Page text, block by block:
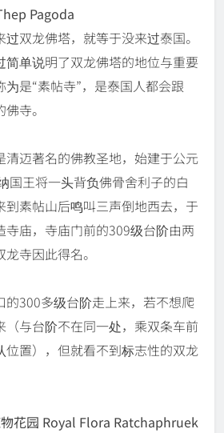
Pagoda
双龙佛塔，就等于没来过泰国。
简单说明了双龙佛塔的地位与重要
是“素帖寺”，是泰国人都会跟
寺。
清迈著名的佛教圣地，始建于公元
国王将一头背负佛骨舍利子的白
到素帖山后鸣叫三声倒地西去，于
寺庙，寺庙门前的309级台阶由两
寺因此得名。
的300多级台阶走上来，若不想爬
（与台阶不在同一处，乘双条车前
位置），但就看不到标志性的双龙
花园 Royal Flora Ratchaphruek